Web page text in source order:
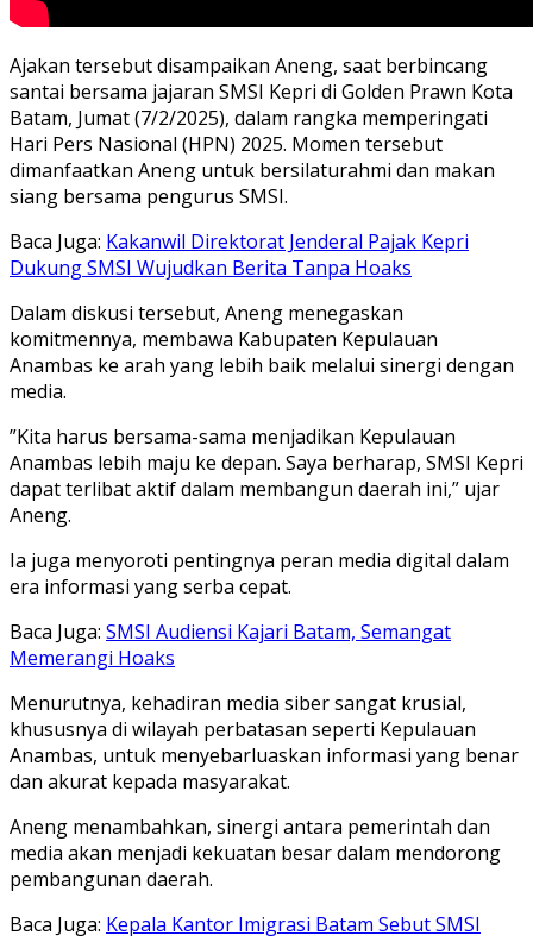
Ajakan tersebut disampaikan Aneng, saat berbincang
santai bersama jajaran SMSI Kepri di Golden Prawn Kota
Batam, Jumat (7/2/2025), dalam rangka memperingati
Hari Pers Nasional (HPN) 2025. Momen tersebut
dimanfaatkan Aneng untuk bersilaturahmi dan makan
siang bersama pengurus SMSI.
Baca Juga: Kakanwil Direktorat Jenderal Pajak Kepri
Dukung SMSI Wujudkan Berita Tanpa Hoaks
Dalam diskusi tersebut, Aneng menegaskan
komitmennya, membawa Kabupaten Kepulauan
Anambas ke arah yang lebih baik melalui sinergi dengan
media.
”Kita harus bersama-sama menjadikan Kepulauan
Anambas lebih maju ke depan. Saya berharap, SMSI Kepri
dapat terlibat aktif dalam membangun daerah ini,” ujar
Aneng.
Ia juga menyoroti pentingnya peran media digital dalam
era informasi yang serba cepat.
Baca Juga: SMSI Audiensi Kajari Batam, Semangat
Memerangi Hoaks
Menurutnya, kehadiran media siber sangat krusial,
khususnya di wilayah perbatasan seperti Kepulauan
Anambas, untuk menyebarluaskan informasi yang benar
dan akurat kepada masyarakat.
Aneng menambahkan, sinergi antara pemerintah dan
media akan menjadi kekuatan besar dalam mendorong
pembangunan daerah.
Baca Juga: Kepala Kantor Imigrasi Batam Sebut SMSI